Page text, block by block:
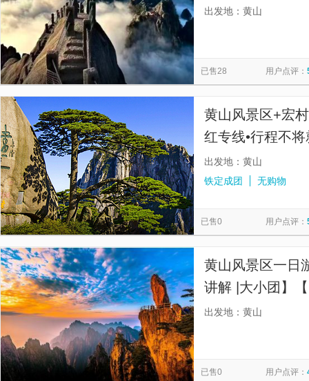
约，提前两天预
出发地：黄山
已售28 用户点评：
黄山风景区+宏
红专线•行程不
游全程陪同•纯
出发地：黄山
铁定成团
无购物
已售0 用户点评：
黄山风景区一日
讲解 |大小团】
解，错峰少排队
出发地：黄山
已售0 用户点评：